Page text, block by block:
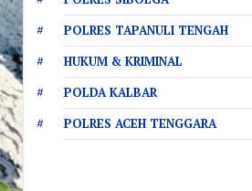
POLRES TAPANULI TENGAH
HUKUM & KRIMINAL
POLDA KALBAR
POLRES ACEH TENGGARA